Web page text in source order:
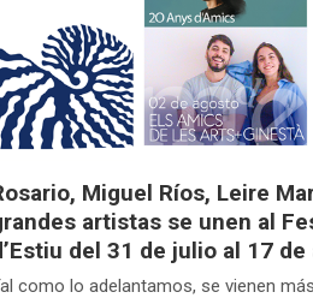
Miguel Ríos, Leire
artistas se unen al
del 31 de julio al 17
como lo adelantamos, se vienen